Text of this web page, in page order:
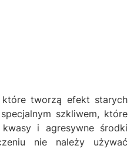
które tworzą efekt starych
szkliwem, które
i agresywne środki
nie należy używać